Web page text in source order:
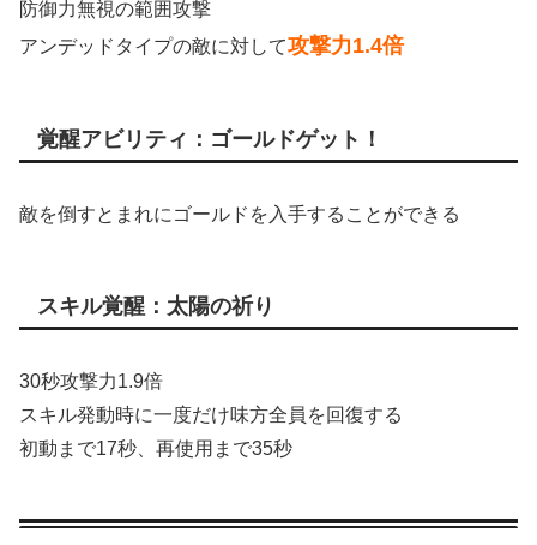
防御力無視の範囲攻撃
アンデッドタイプの敵に対して攻撃力1.4倍
覚醒アビリティ：ゴールドゲット！
敵を倒すとまれにゴールドを入手することができる
スキル覚醒：太陽の祈り
30秒攻撃力1.9倍
スキル発動時に一度だけ味方全員を回復する
初動まで17秒、再使用まで35秒